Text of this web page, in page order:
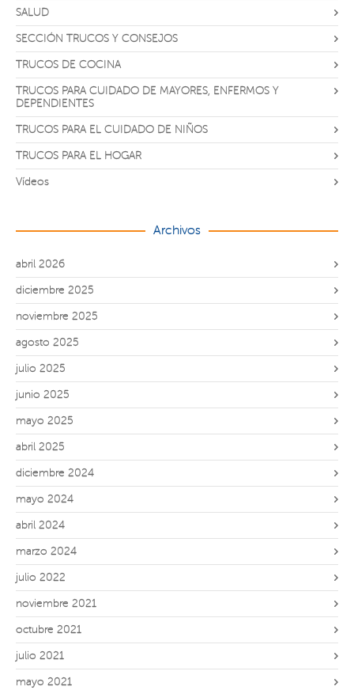
SALUD
SECCIÓN TRUCOS Y CONSEJOS
TRUCOS DE COCINA
TRUCOS PARA CUIDADO DE MAYORES, ENFERMOS Y
DEPENDIENTES
TRUCOS PARA EL CUIDADO DE NIÑOS
TRUCOS PARA EL HOGAR
Vídeos
Archivos
abril 2026
diciembre 2025
noviembre 2025
agosto 2025
julio 2025
junio 2025
mayo 2025
abril 2025
diciembre 2024
mayo 2024
abril 2024
marzo 2024
julio 2022
noviembre 2021
octubre 2021
julio 2021
mayo 2021